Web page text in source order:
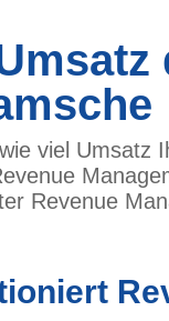
viel Umsatz
Revenue